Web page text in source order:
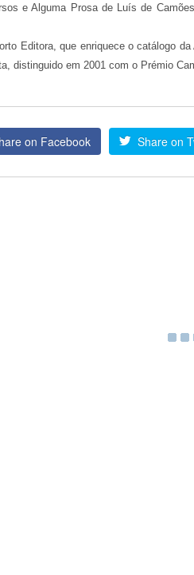
e Alguma Prosa de Luís de
Editora, que enriquece o catálogo
distinguido em 2001 com o Prémio
on Facebook Share on